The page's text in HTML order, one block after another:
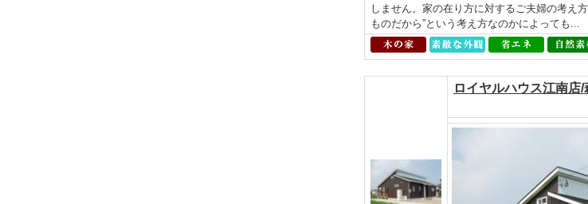
しません。家の在り方に対するご夫婦の考え
ものだから”という考え方なのかによっても...
ロイヤルハウス江南店/